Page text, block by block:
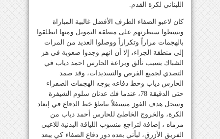
اللبناني لكرة القدم.
كان لاعبو الصفاء الطرف الأفضل غالبية المباراة
وبسطوا سيطرتهم على منطقة التمويل ومنها انطلقوا
بالهجمات مراراً وتكراراً ووصلوا العديد من المرات
إلى منطقة الجزاء، إلا أن انهم وجدوا صعوبة في هز
الشباك بسبب تألق وبراعة الحارس احمد دياب في
التصدي لجميع الفرص والتسديدات، وقد صمد
الحارس دياب وخط دفاعه بوجه الهجمات الصفراء
حتى الدقيقة 78، عندما فك عدنان سلوم الشيفرة
وسجل هدف الفوز مستغلاً تباطؤ خط الدفاع في إبعاد
الكرة، والخروج الخاطئ للحارس أحمد دياب من
مرماه ، إضافة لتراجع منسوب اللياقة البدنية للاعبي
الفريق الأزرق، ليأتي بعده دور دفاع الصفاء كي يبعد